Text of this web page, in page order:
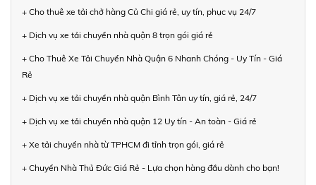
+ Cho thuê xe tải chở hàng Củ Chi giá rẻ, uy tín, phục vụ 24/7
+ Dịch vụ xe tải chuyển nhà quận 8 trọn gói giá rẻ
+ Cho Thuê Xe Tải Chuyển Nhà Quận 6 Nhanh Chóng - Uy Tín - Giá
Rẻ
+ Dịch vụ xe tải chuyển nhà quận Bình Tân uy tín, giá rẻ, 24/7
+ Dịch vụ xe tải chuyển nhà quận 12 Uy tín - An toàn - Giá rẻ
+ Xe tải chuyển nhà từ TPHCM đi tỉnh trọn gói, giá rẻ
+ Chuyển Nhà Thủ Đức Giá Rẻ - Lựa chọn hàng đầu dành cho bạn!